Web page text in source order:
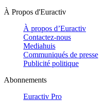
À Propos d'Euractiv
À propos d’Euractiv
Contactez-nous
Mediahuis
Communiqués de presse
Publicité politique
Abonnements
Euractiv Pro